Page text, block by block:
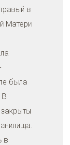
в
Матери
была
В
в